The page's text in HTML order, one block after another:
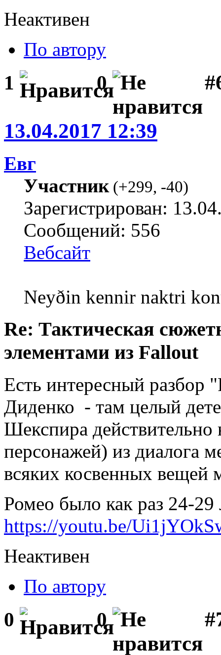
Неактивен
По автору
1 0
13.04.2017 12:39
Евг
Участник(+299, -40)
Зарегистрирован:
Сообщений: 556
Вебсайт
Neyðin kennir naktri
Re: Тактическая
элементами из Fallout
Есть интересный разбор
Диденко - там целый
Шекспира
персонажей) из диалога
всяких косвенных вещей
Ромео было как раз 24-29
https://youtu.be/
Неактивен
По автору
0 0